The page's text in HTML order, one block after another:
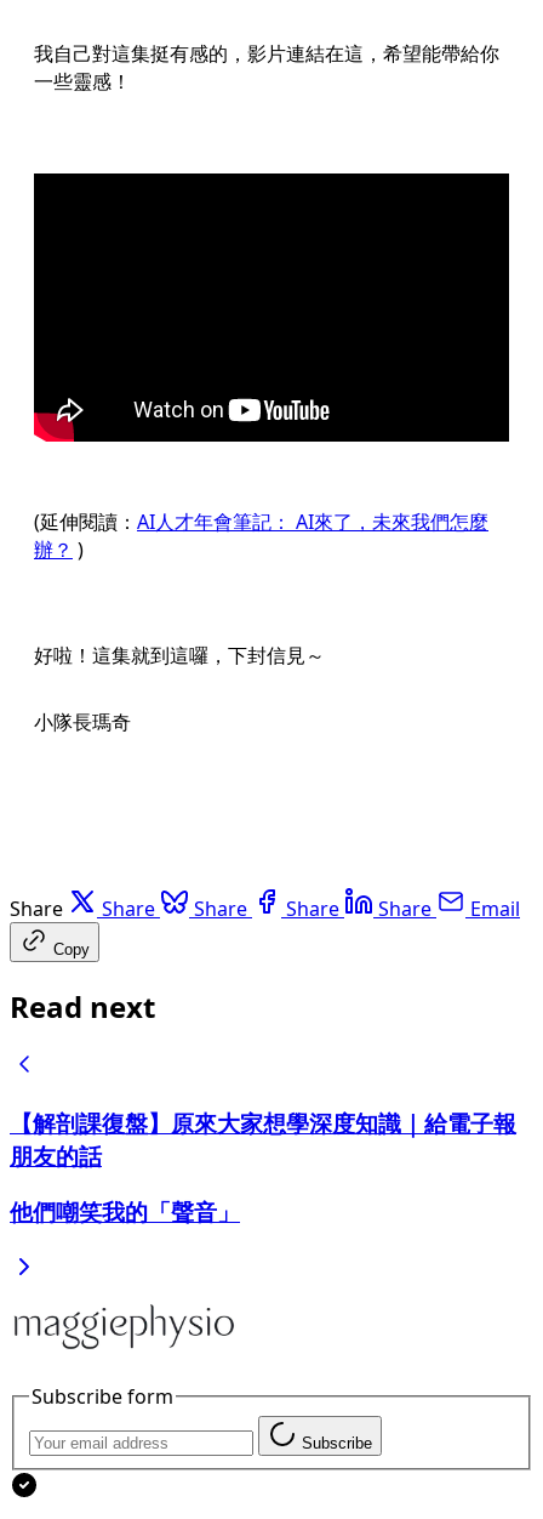
我自己對這集挺有感的，影片連結在這，希望能帶給你
一些靈感！
(延伸閱讀： AI人才年會筆記： AI來了，未來我們怎麼
辦？ )
好啦！這集就到這囉，下封信見～
小隊長瑪奇
Share Share Share Share Share Email
Copy
Read next
【解剖課復盤】原來大家想學深度知識｜給電子報
朋友的話
他們嘲笑我的「聲音」
Subscribe form
Subscribe